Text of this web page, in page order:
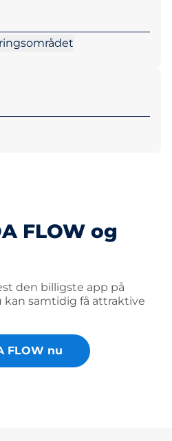
FLOW og
den billigste app på
kan samtidig få attraktive
FLOW nu